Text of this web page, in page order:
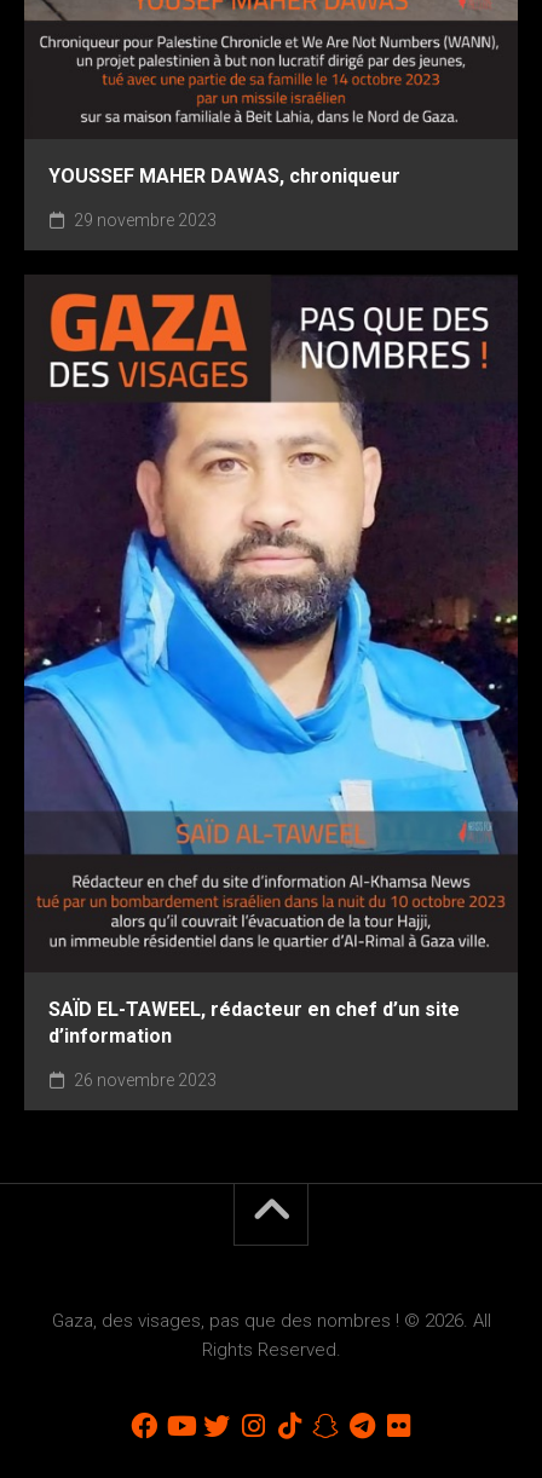
YOUSSEF MAHER DAWAS, chroniqueur
29 novembre 2023
SAÏD EL-TAWEEL, rédacteur en chef d’un site
d’information
26 novembre 2023
Gaza, des visages, pas que des nombres ! © 2026. All
Rights Reserved.